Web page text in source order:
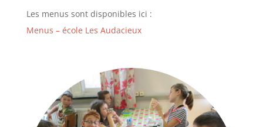
Les menus sont disponibles ici :
Menus – école Les Audacieux